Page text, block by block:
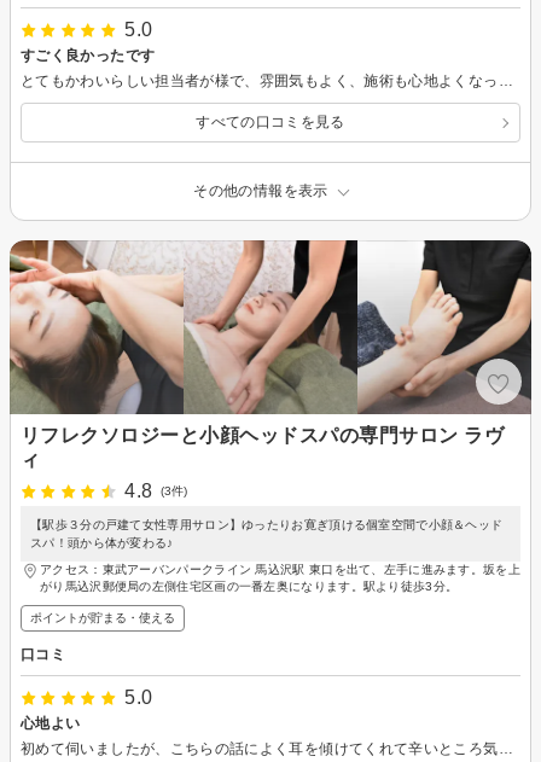
5.0
すごく良かったです
とてもかわいらしい担当者が様で、雰囲気もよく、施術も心地よくなって眠ってしまいましたが、終わってから、鏡を見てビックリ！トーンや張りがでて肌が生まれ変わってました。もう一度やったらと興味にひかれ、つぎも予約させていただきました。
すべての口コミを見る
その他の情報を表示
リフレクソロジーと小顔ヘッドスパの専門サロン ラヴ
ィ
4.8
(3件)
【駅歩３分の戸建て女性専用サロン】ゆったりお寛ぎ頂ける個室空間で小顔＆ヘッド
スパ！頭から体が変わる♪
アクセス：東武アーバンパークライン 馬込沢駅 東口を出て、左手に進みます。坂を上
がり馬込沢郵便局の左側住宅区画の一番左奥になります。駅より徒歩3分。
ポイントが貯まる・使える
口コミ
5.0
心地よい
初めて伺いましたが、こちらの話によく耳を傾けてくれて辛いところ気になるところを丁寧にほぐしてくれました。 すごく重だるかった身体を巡りがよくなった気がします。 また伺いたいと思います。 マッサージの加減もちょうどよく心地よかったです。